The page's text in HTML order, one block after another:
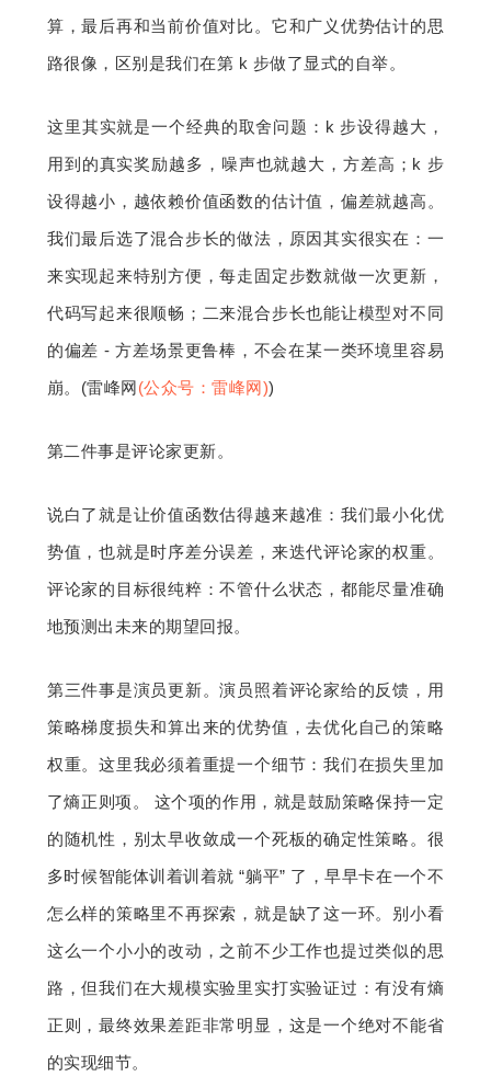
算，最后再和当前价值对比。它和广义优势估计的思
路很像，区别是我们在第 k 步做了显式的自举。
这里其实就是一个经典的取舍问题：k 步设得越大，
用到的真实奖励越多，噪声也就越大，方差高；k 步
设得越小，越依赖价值函数的估计值，偏差就越高。
我们最后选了混合步长的做法，原因其实很实在：一
来实现起来特别方便，每走固定步数就做一次更新，
代码写起来很顺畅；二来混合步长也能让模型对不同
的偏差 - 方差场景更鲁棒，不会在某一类环境里容易
崩。(雷峰网(公众号：雷峰网))
第二件事是评论家更新。
说白了就是让价值函数估得越来越准：我们最小化优
势值，也就是时序差分误差，来迭代评论家的权重。
评论家的目标很纯粹：不管什么状态，都能尽量准确
地预测出未来的期望回报。
第三件事是演员更新。演员照着评论家给的反馈，用
策略梯度损失和算出来的优势值，去优化自己的策略
权重。这里我必须着重提一个细节：我们在损失里加
了熵正则项。 这个项的作用，就是鼓励策略保持一定
的随机性，别太早收敛成一个死板的确定性策略。很
多时候智能体训着训着就 “躺平” 了，早早卡在一个不
怎么样的策略里不再探索，就是缺了这一环。别小看
这么一个小小的改动，之前不少工作也提过类似的思
路，但我们在大规模实验里实打实验证过：有没有熵
正则，最终效果差距非常明显，这是一个绝对不能省
的实现细节。